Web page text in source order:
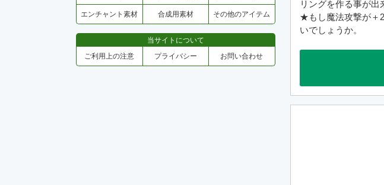
エンチャント素材 合成用素材 その他のアイテム
当サイトについて
ご利用上の注意
プライバシー お問い合わせ
リングを作る事が出
★もし魔法攻撃が＋
いでしょうか。